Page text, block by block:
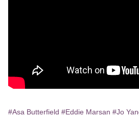
#Asa Butterfield #Eddie Marsan #Jo